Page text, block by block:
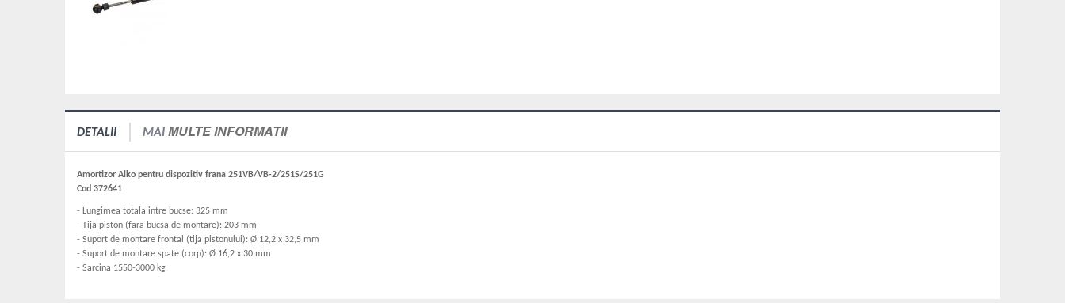
DETALII MAI MULTE INFORMATII
Amortizor Alko pentru dispozitiv frana 251VB/VB-2/251S/251G
Cod 372641
- Lungimea totala intre bucse: 325 mm
- Tija piston (fara bucsa de montare): 203 mm
- Suport de montare frontal (tija pistonului): Ø 12,2 x 32,5 mm
- Suport de montare spate (corp): Ø 16,2 x 30 mm
- Sarcina 1550-3000 kg